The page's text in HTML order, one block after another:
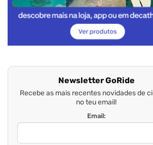
Newsletter GoRide
Recebe as mais recentes novidades de
no teu email!
Email: